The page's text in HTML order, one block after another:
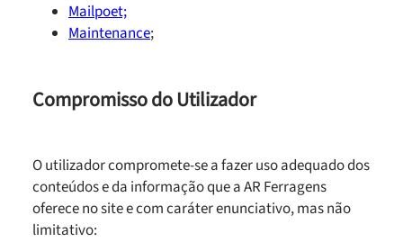
Mailpoet;
Maintenance;
Compromisso do Utilizador
O utilizador compromete-se a fazer uso adequado dos
conteúdos e da informação que a AR Ferragens
oferece no site e com caráter enunciativo, mas não
limitativo: